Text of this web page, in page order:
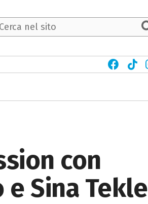
con
Sina Tekle